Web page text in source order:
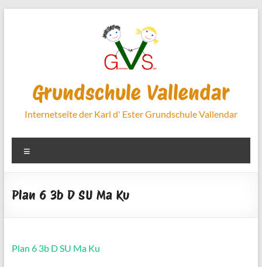
Grundschule Vallendar
Internetseite der Karl d' Ester Grundschule Vallendar
Plan 6 3b D SU Ma Ku
Plan 6 3b D SU Ma Ku